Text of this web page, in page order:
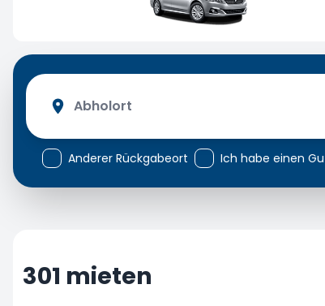
Anderer Rückgabeort Ich habe einen
301 mieten